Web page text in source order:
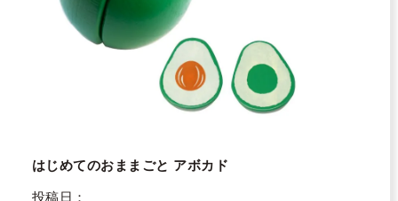
はじめてのおままごと アボカド
投稿日